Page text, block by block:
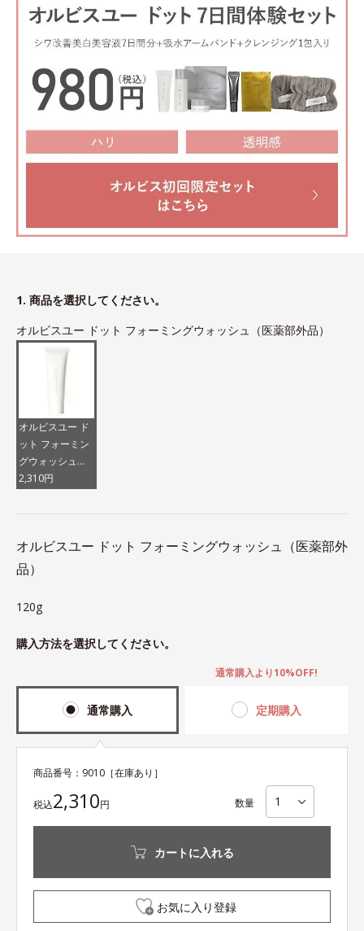
1. 商品を選択してください。
オルビスユー ドット フォーミングウォッシュ（医薬部外品）
オルビスユー ド
ット フォーミン
グウォッシュ
（医薬部外品）
2,310円
オルビスユー ドット フォーミングウォッシュ（医薬部外
品）
120g
購入方法を選択してください。
通常購入 定期購入
通常購入より10%OFF!
商品番号： 9010 ［在庫あり］
税込2,310円 数量
カートに入れる
お気に入り登録